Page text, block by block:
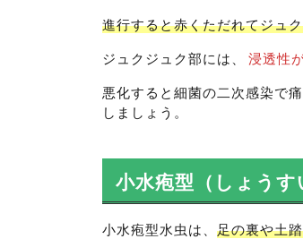
進行すると赤くただれてジュ
ジュクジュク部には、
浸透性
悪化すると細菌の二次感染で
しましょう。
小水疱型（しょう
小水疱型水虫は、 足の裏や土